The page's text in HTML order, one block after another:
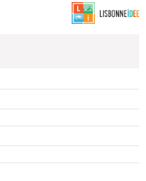
PORTUGAL